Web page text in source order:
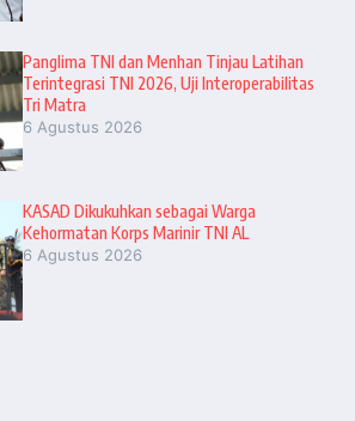
Panglima TNI dan Menhan Tinjau Latihan
Terintegrasi TNI 2026, Uji Interoperabilitas
Tri Matra
6 Agustus 2026
KASAD Dikukuhkan sebagai Warga
Kehormatan Korps Marinir TNI AL
6 Agustus 2026